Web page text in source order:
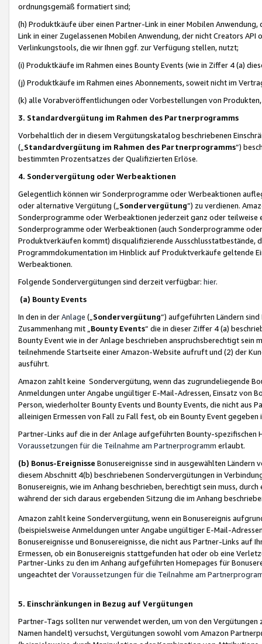
ordnungsgemäß formatiert sind;
(h) Produktkäufe über einen Partner-Link in einer Mobilen
Link in einer Zugelassenen Mobilen Anwendung, der nicht Creators
Verlinkungstools, die wir Ihnen ggf. zur Verfügung stellen, nutzt;
(i) Produktkäufe im Rahmen eines Bounty Events (wie in Ziffer 4 (a)
(j) Produktkäufe im Rahmen eines Abonnements, soweit nicht im
(k) alle Vorabveröffentlichungen oder Vorbestellungen von
3. Standardvergütung im Rahmen des Partnerprogramms
Vorbehaltlich der in diesem Vergütungskatalog beschriebenen
(„ Standardvergütung im Rahmen des Partnerprogramms“)
bestimmten Prozentsatzes der Qualifizierten Erlöse.
4. Sondervergütung oder Werbeaktionen
Gelegentlich können wir Sonderprogramme oder Werbeaktionen
oder alternative Vergütung („ Sondervergütung”) zu verdienen.
Sonderprogramme oder Werbeaktionen jederzeit ganz oder
Sonderprogramme oder Werbeaktionen (auch Sonderprogramme
Produktverkäufen kommt) disqualifizierende Ausschlusstatbestände,
Programmdokumentation im Hinblick auf Produktverkäufe geltende
Werbeaktionen.
Folgende Sondervergütungen sind derzeit verfügbar: hier.
(a) Bounty Events
In den in derAnlage („ Sondervergütung“) aufgeführten Ländern
Zusammenhang mit „ Bounty Events“ die in dieser Ziffer 4 (a)
Bounty Event wie in der Anlage beschrieben anspruchsberechtigt sein
teilnehmende Startseite einer Amazon-Website aufruft und (2) der
ausführt.
Amazon zahlt keine Sondervergütung, wenn das zugrundeliegende
Anmeldungen unter Angabe ungültiger E-Mail-Adressen, Einsatz von
Person, wiederholter Bounty Events und Bounty Events, die nicht
alleinigen Ermessen von Fall zu Fall fest, ob ein Bounty Event
Partner-Links auf die in der Anlage aufgeführten Bounty-spezifischen
Voraussetzungen für die Teilnahme am Partnerprogramm erlaubt.
(b) Bonus-Ereignisse Bonusereignisse sind in ausgewählten Ländern
diesem Abschnitt 4(b) beschriebenen Sondervergütungen in
Bonusereignis, wie im Anhang beschrieben, berechtigt sein muss,
während der sich daraus ergebenden Sitzung die im Anhang
Amazon zahlt keine Sondervergütung, wenn ein Bonusereignis
(beispielsweise Anmeldungen unter Angabe ungültiger E-Mail-
Bonusereignisse und Bonusereignisse, die nicht aus Partner-Links auf
Ermessen, ob ein Bonusereignis stattgefunden hat oder ob eine
Partner-Links zu den im Anhang aufgeführten Homepages für
ungeachtet derVoraussetzungen für die Teilnahme am
5. Einschränkungen in Bezug auf Vergütungen
Partner-Tags sollten nur verwendet werden, um von den
Namen handelt) versuchst, Vergütungen sowohl vom Amazon